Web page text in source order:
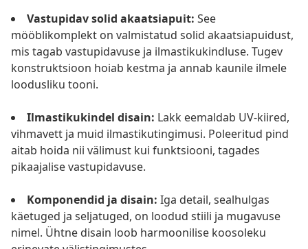
Vastupidav solid akaatsiapuit: See
mööblikomplekt on valmistatud solid akaatsiapuidust,
mis tagab vastupidavuse ja ilmastikukindluse. Tugev
konstruktsioon hoiab kestma ja annab kaunile ilmele
loodusliku tooni.
Ilmastikukindel disain: Lakk eemaldab UV-kiired,
vihmavett ja muid ilmastikutingimusi. Poleeritud pind
aitab hoida nii välimust kui funktsiooni, tagades
pikaajalise vastupidavuse.
Komponendid ja disain: Iga detail, sealhulgas
käetuged ja seljatuged, on loodud stiili ja mugavuse
nimel. Ühtne disain loob harmoonilise koosoleku